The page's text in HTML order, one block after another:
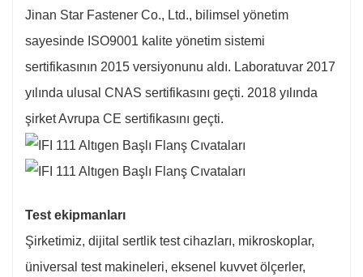
Jinan Star Fastener Co., Ltd., bilimsel yönetim
sayesinde ISO9001 kalite yönetim sistemi
sertifikasının 2015 versiyonunu aldı. Laboratuvar 2017
yılında ulusal CNAS sertifikasını geçti. 2018 yılında
şirket Avrupa CE sertifikasını geçti.
Test ekipmanları
Şirketimiz, dijital sertlik test cihazları, mikroskoplar,
üniversal test makineleri, eksenel kuvvet ölçerler,